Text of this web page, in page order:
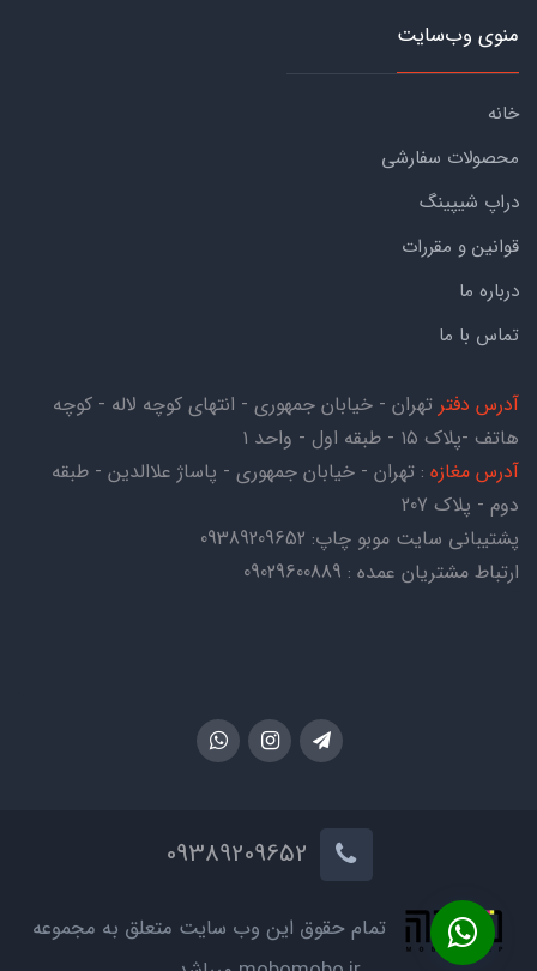
منوی وب‌سایت
خانه
محصولات سفارشی
دراپ شیپینگ
قوانین و مقررات
درباره ما
تماس با ما
آدرس دفتر تهران - خیابان جمهوری - انتهای کوچه لاله - کوچه
هاتف -پلاک ۱۵ - طبقه اول - واحد ۱
آدرس مغازه : تهران - خیابان جمهوری - پاساژ علاالدین - طبقه
دوم - پلاک 207
پشتیبانی سایت موبو چاپ: 09389209652
ارتباط مشتریان عمده : 09029600889
تمام حقوق این وب سایت متعلق به مجموعه